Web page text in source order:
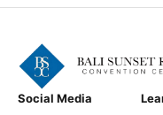
Social Media